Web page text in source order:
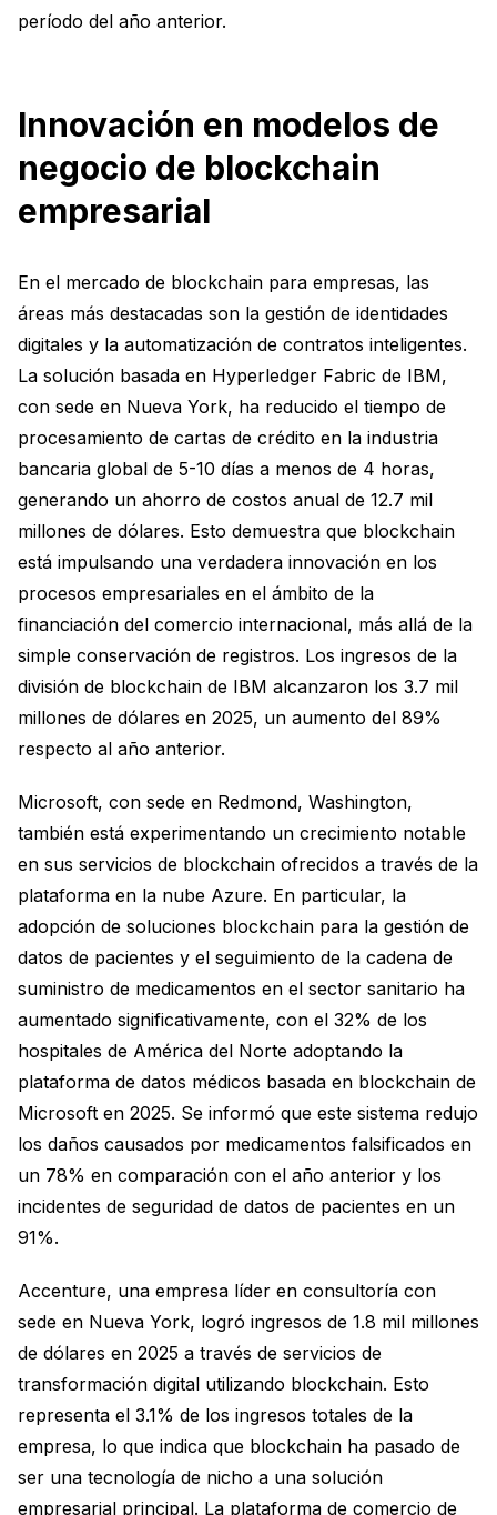
período del año anterior.
Innovación en modelos de
negocio de blockchain
empresarial
En el mercado de blockchain para empresas, las
áreas más destacadas son la gestión de identidades
digitales y la automatización de contratos inteligentes.
La solución basada en Hyperledger Fabric de IBM,
con sede en Nueva York, ha reducido el tiempo de
procesamiento de cartas de crédito en la industria
bancaria global de 5-10 días a menos de 4 horas,
generando un ahorro de costos anual de 12.7 mil
millones de dólares. Esto demuestra que blockchain
está impulsando una verdadera innovación en los
procesos empresariales en el ámbito de la
financiación del comercio internacional, más allá de la
simple conservación de registros. Los ingresos de la
división de blockchain de IBM alcanzaron los 3.7 mil
millones de dólares en 2025, un aumento del 89%
respecto al año anterior.
Microsoft, con sede en Redmond, Washington,
también está experimentando un crecimiento notable
en sus servicios de blockchain ofrecidos a través de la
plataforma en la nube Azure. En particular, la
adopción de soluciones blockchain para la gestión de
datos de pacientes y el seguimiento de la cadena de
suministro de medicamentos en el sector sanitario ha
aumentado significativamente, con el 32% de los
hospitales de América del Norte adoptando la
plataforma de datos médicos basada en blockchain de
Microsoft en 2025. Se informó que este sistema redujo
los daños causados por medicamentos falsificados en
un 78% en comparación con el año anterior y los
incidentes de seguridad de datos de pacientes en un
91%.
Accenture, una empresa líder en consultoría con
sede en Nueva York, logró ingresos de 1.8 mil millones
de dólares en 2025 a través de servicios de
transformación digital utilizando blockchain. Esto
representa el 3.1% de los ingresos totales de la
empresa, lo que indica que blockchain ha pasado de
ser una tecnología de nicho a una solución
empresarial principal. La plataforma de comercio de